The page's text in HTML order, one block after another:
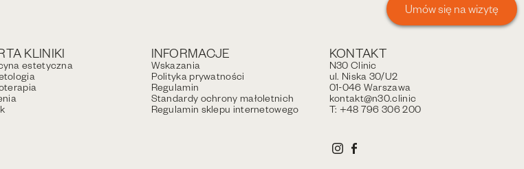
Umów się na wizytę
KLINIKI
estetyczna
INFORMACJE
Wskazania
Polityka prywatności
Regulamin
Standardy ochrony małoletnich
Regulamin sklepu internetowego
KONTAKT
N30 Clinic
ul. Niska 30/U2
01-046 Warszawa
kontakt@n30.clinic
T: +48 796 306 200